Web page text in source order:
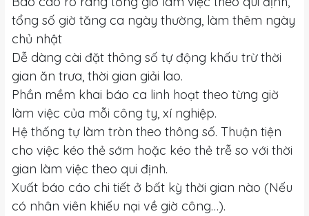
tổng số giờ tăng ca ngày thường, làm thêm ngày
chủ nhật
Dễ dàng cài đặt thông số tự động khấu trừ thời
gian ăn trưa, thời gian giải lao.
Phần mềm khai báo ca linh hoạt theo từng giờ
làm việc của mỗi công ty, xí nghiệp.
Hệ thống tự làm tròn theo thông số. Thuận tiện
cho việc kéo thẻ sớm hoặc kéo thẻ trễ so với thời
gian làm việc theo qui định.
Xuất báo cáo chi tiết ở bất kỳ thời gian nào (Nếu
có nhân viên khiếu nại về giờ công…).